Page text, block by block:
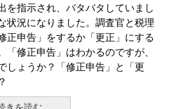
を指示され、バタバタしていまし
状況になりました。調査官と税理
正申告」をするか「更正」にする
修正申告」はわかるのですが、
しょうか？「修正申告」と「更